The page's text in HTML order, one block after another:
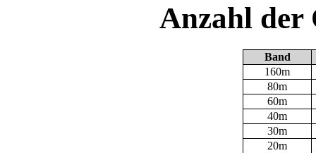
Anzahl der
Band
160m
80m
60m
40m
30m
20m